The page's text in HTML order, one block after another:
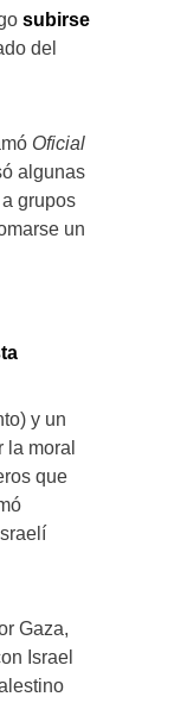
subirse
del
Oficial
algunas
grupos
un
y un
moral
que
Gaza,
Israel